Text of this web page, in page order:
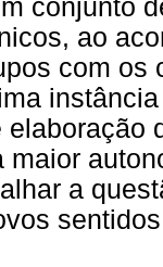
conjunto
ao
com os
maior
a